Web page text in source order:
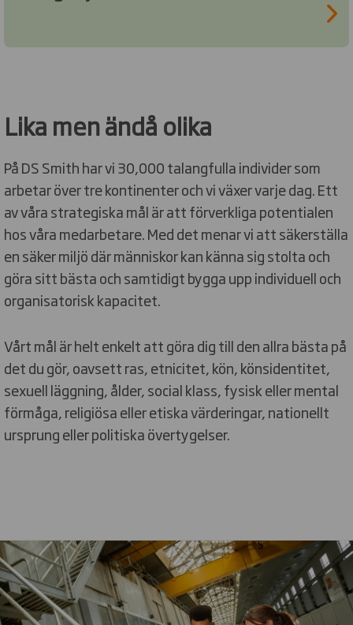
Lika men ändå olika
På DS Smith har vi 30,000 talangfulla individer som
arbetar över tre kontinenter och vi växer varje dag. Ett
av våra strategiska mål är att förverkliga potentialen
hos våra medarbetare. Med det menar vi att säkerställa
en säker miljö där människor kan känna sig stolta och
göra sitt bästa och samtidigt bygga upp individuell och
organisatorisk kapacitet.
Vårt mål är helt enkelt att göra dig till den allra bästa på
det du gör, oavsett ras, etnicitet, kön, könsidentitet,
sexuell läggning, ålder, social klass, fysisk eller mental
förmåga, religiösa eller etiska värderingar, nationellt
ursprung eller politiska övertygelser.